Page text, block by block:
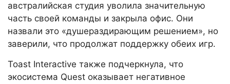
австралийская студия уволила значительную
часть своей команды и закрыла офис. Они
назвали это «душераздирающим решением», но
заверили, что продолжат поддержку обеих игр.
Toast Interactive также подчеркнула, что
экосистема Quest оказывает негативное